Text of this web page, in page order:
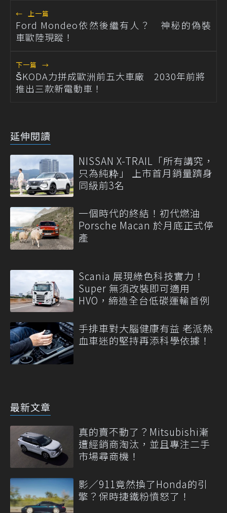
← 上一篇
Ford Mondeo依然後繼有人？ 神秘的偽裝
車歐陸現蹤！
下一篇 →
ŠKODA力拼成歐洲前五大車廠 2030年前將
推出三款新電動車！
延伸閱讀
NISSAN X-TRAIL「所有講究，
只為純粋」 上市首月銷量躋身
同級前3名
一個時代的終結！初代燃油
Porsche Macan 於月底正式停
產
Scania 展現綠色科技實力！
Super 無須改裝即可適用
HVO，締造全台低碳運輸首例
手排車對大腦健康有益 老派熱
血車迷的堅持再添科學依據！
最新文章
真的賣不動了？Mitsubishi漸
遭經銷商淘汰，並且專注二手
市場尋商機！
影／911竟然換了Honda的引
擎？保時捷鐵粉憤怒了！